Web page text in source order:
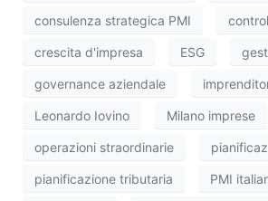
consulenza strategica PMI
crescita d'impresa ESG
governance aziendale
Leonardo Iovino Milano imprese
operazioni straordinarie
pianificazione tributaria PMI